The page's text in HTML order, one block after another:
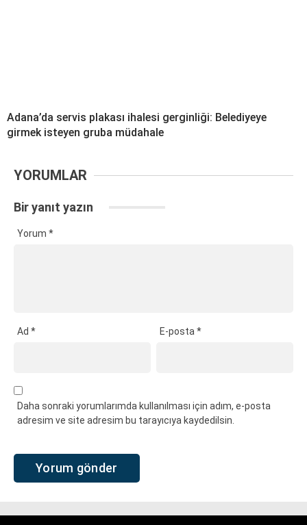
Adana’da servis plakası ihalesi gerginliği: Belediyeye
girmek isteyen gruba müdahale
YORUMLAR
Bir yanıt yazın
Yorum *
Ad * E-posta*
Daha sonraki yorumlarımda kullanılması için adım, e-posta
adresim ve site adresim bu tarayıcıya kaydedilsin.